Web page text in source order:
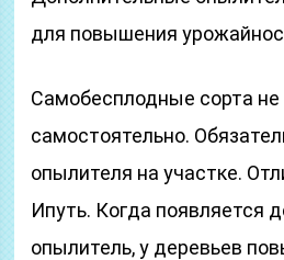
для повышения
Самобесплодные сорта не
самостоятельно.
опылителя на участке.
Ипуть. Когда появляется
опылитель, у деревьев